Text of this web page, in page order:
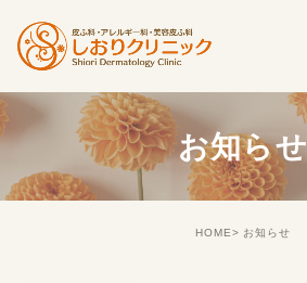
お知らせ
HOME お知らせ